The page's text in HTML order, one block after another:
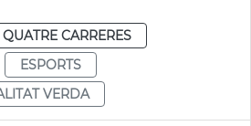
QUATRE CARRERES
ESPORTS
VERDA